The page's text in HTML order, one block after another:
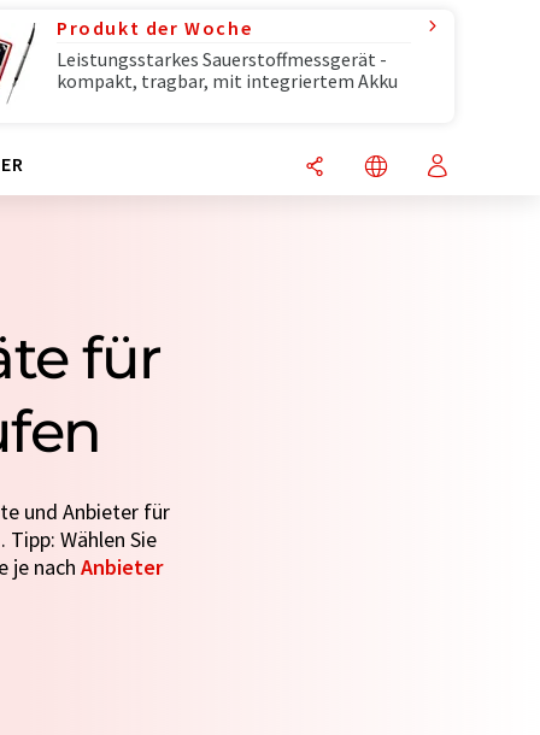
Produkt der Woche
Leistungsstarkes Sauerstoffmessgerät -
kompakt, tragbar, mit integriertem Akku
für
und Anbieter für
Wählen Sie
je nach Anbieter